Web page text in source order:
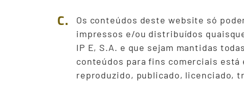
C.
Os conteúdos deste website só
impressos e/ou distribuídos
IP E, S.A. e que sejam mantidas
conteúdos para fins comerciais
reproduzido, publicado, licenciado,